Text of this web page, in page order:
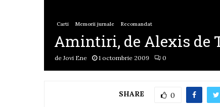
Carti Memorii jurnale Recomandat
Amintiri, de Alexis de
de Jovi Ene 1 octombrie 2009 0
SHARE 0